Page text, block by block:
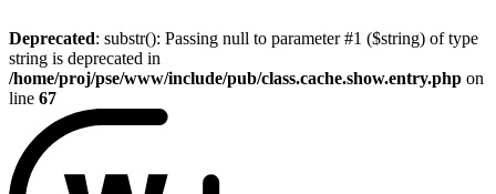
Deprecated: substr(): Passing null to parameter #1 ($string) of type
string is deprecated in
/home/proj/pse/www/include/pub/class.cache.show.entry.php on
line 67